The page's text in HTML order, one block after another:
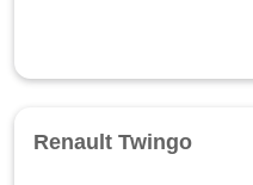
Renault Twingo